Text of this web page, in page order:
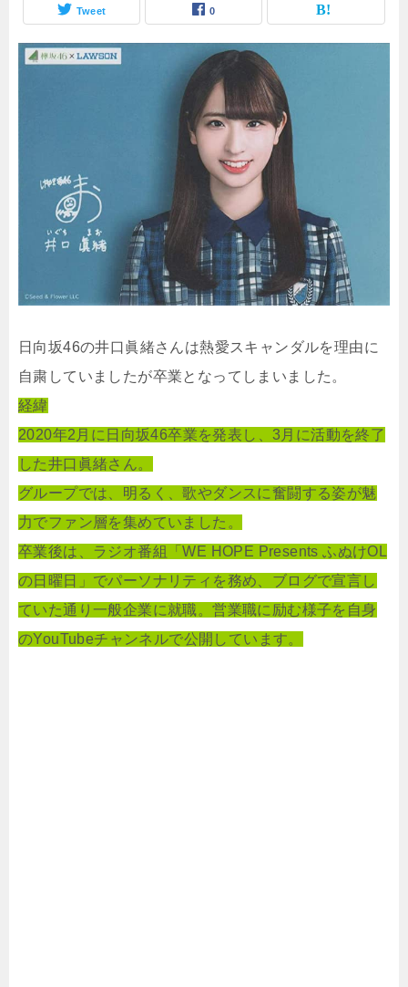
Tweet 0
日向坂46の井口眞緒さんは熱愛スキャンダルを理由に
自粛していましたが卒業となってしまいました。
経緯
2020年2月に日向坂46卒業を発表し、3月に活動を終了
した井口眞緒さん。
グループでは、明るく、歌やダンスに奮闘する姿が魅
力でファン層を集めていました。
卒業後は、ラジオ番組「WE HOPE Presents ふぬけOL
の日曜日」でパーソナリティを務め、ブログで宣言し
ていた通り一般企業に就職。営業職に励む様子を自身
のYouTubeチャンネルで公開しています。